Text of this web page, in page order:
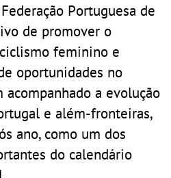
Portuguesa de
de promover o
feminino e
oportunidades no
a evolução
e além-fronteiras,
ano, como um dos
do calendário